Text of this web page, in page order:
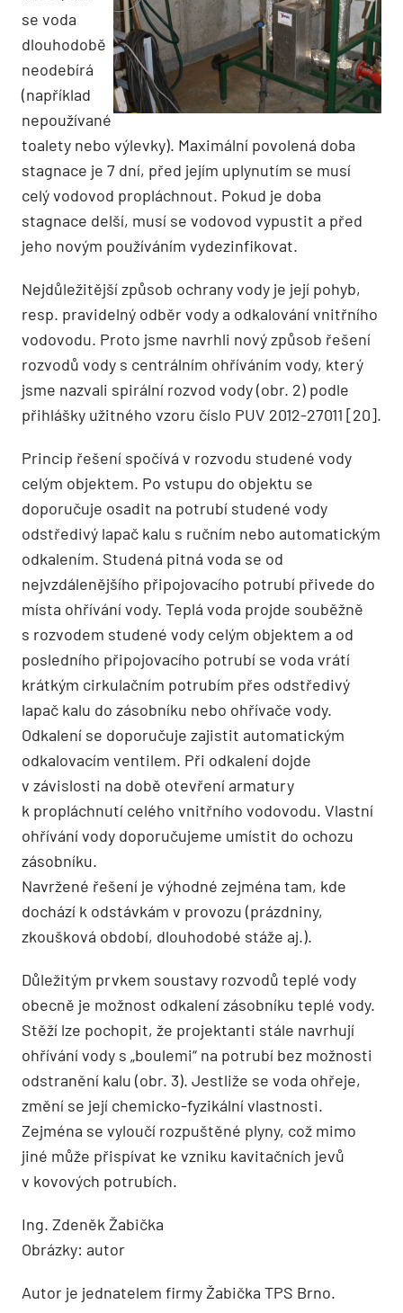
se voda
dlouhodobě
neodebírá
(například
nepoužívané
toalety nebo výlevky). Maximální povolená doba
stagnace je 7 dní, před jejím uplynutím se musí
celý vodovod propláchnout. Pokud je doba
stagnace delší, musí se vodovod vypustit a před
jeho novým používáním vydezinfikovat.
Nejdůležitější způsob ochrany vody je její pohyb,
resp. pravidelný odběr vody a odkalování vnitřního
vodovodu. Proto jsme navrhli nový způsob řešení
rozvodů vody s centrálním ohříváním vody, který
jsme nazvali spirální rozvod vody (obr. 2) podle
přihlášky užitného vzoru číslo PUV 2012-27011 [20].
Princip řešení spočívá v rozvodu studené vody
celým objektem. Po vstupu do objektu se
doporučuje osadit na potrubí studené vody
odstředivý lapač kalu s ručním nebo automatickým
odkalením. Studená pitná voda se od
nejvzdálenějšího připojovacího potrubí přivede do
místa ohřívání vody. Teplá voda projde souběžně
s rozvodem studené vody celým objektem a od
posledního připojovacího potrubí se voda vrátí
krátkým cirkulačním potrubím přes odstředivý
lapač kalu do zásobníku nebo ohřívače vody.
Odkalení se doporučuje zajistit automatickým
odkalovacím ventilem. Při odkalení dojde
v závislosti na době otevření armatury
k propláchnutí celého vnitřního vodovodu. Vlastní
ohřívání vody doporučujeme umístit do ochozu
zásobníku.
Navržené řešení je výhodné zejména tam, kde
dochází k odstávkám v provozu (prázdniny,
zkoušková období, dlouhodobé stáže aj.).
Důležitým prvkem soustavy rozvodů teplé vody
obecně je možnost odkalení zásobníku teplé vody.
Stěží lze pochopit, že projektanti stále navrhují
ohřívání vody s „boulemi“ na potrubí bez možnosti
odstranění kalu (obr. 3). Jestliže se voda ohřeje,
změní se její chemicko-fyzikální vlastnosti.
Zejména se vyloučí rozpuštěné plyny, což mimo
jiné může přispívat ke vzniku kavitačních jevů
v kovových potrubích.
Ing. Zdeněk Žabička
Obrázky: autor
Autor je jednatelem firmy Žabička TPS Brno.